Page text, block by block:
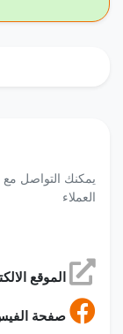
يمكنك التواصل مع
العملاء